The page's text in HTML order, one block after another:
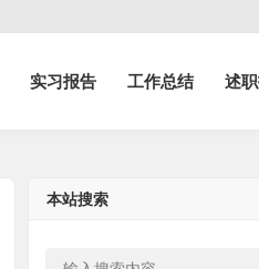
实习报告 工作总结 述
本站搜索